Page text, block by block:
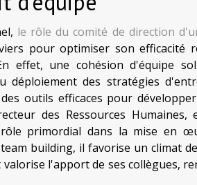
le rôle du comité de direction
pour optimiser son
effet, une cohésion d'équipe
déploiement des stratégies
outils efficaces pour
des Ressources
primordial dans la mise en
building, il favorise un climat
l'apport de ses collègues,